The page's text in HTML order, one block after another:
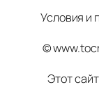
Условия и
©
Этот